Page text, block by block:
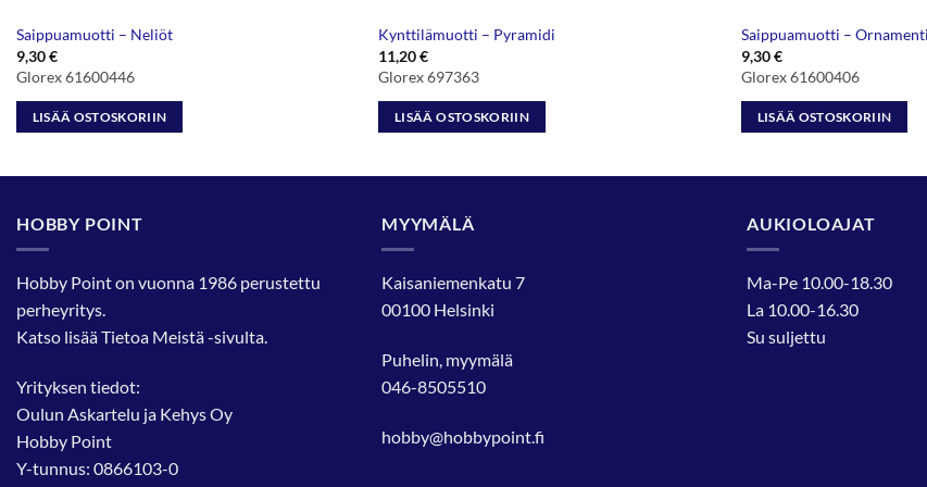
Saippuamuotti – Neliöt
9,30€
Glorex 61600446
LISÄÄ OSTOSKORIIN
Kynttilämuotti – Pyramidi
11,20€
Glorex 697363
LISÄÄ OSTOSKORIIN
Saippuamuotti –
9,30€
Glorex 61600406
LISÄÄ OSTOSKORIIN
HOBBY POINT
Hobby Point on vuonna 1986 perustettu
perheyritys.
Katso lisääTietoa Meistä-sivulta.
Yrityksen tiedot:
Oulun Askartelu ja Kehys Oy
Hobby Point
Y-tunnus: 0866103-0
MYYMÄLÄ
Kaisaniemenkatu 7
00100 Helsinki
Puhelin, myymälä
046-8505510
hobby@hobbypoint.fi
AUKIOLOAJAT
Ma-Pe 10.00-18.30
La 10.00-16.30
Su suljettu